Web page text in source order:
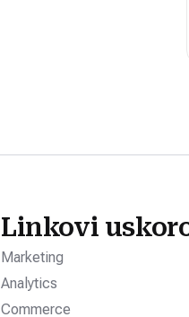
Linkovi
Marketing
Analytics
Commerce